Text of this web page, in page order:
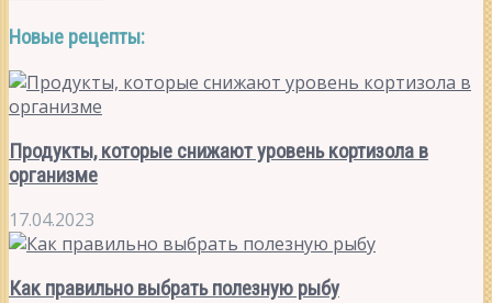
Новые рецепты:
Продукты, которые снижают уровень кортизола в
организме
17.04.2023
Как правильно выбрать полезную рыбу